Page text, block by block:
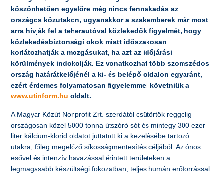
köszönhetően egyelőre még nincs fennakadás az
országos közutakon, ugyanakkor a szakemberek már most
arra hívják fel a teherautóval közlekedők figyelmét, hogy
közlekedésbiztonsági okok miatt időszakosan
korlátozhatják a mozgásukat, ha azt az időjárási
körülmények indokolják. Ez vonatkozhat több szomszédos
ország határátkelőjénél a ki- és belépő oldalon egyaránt,
ezért érdemes folyamatosan figyelemmel követniük a
www.utinform.hu oldalt.
A Magyar Közút Nonprofit Zrt. szerdától csütörtök reggelig
országosan közel 5000 tonna útszóró sót és mintegy 300 ezer
liter kálcium-klorid oldatot juttatott ki a kezelésébe tartozó
utakra, főleg megelőző síkosságmentesítés céljából. Az ónos
esővel és intenzív havazással érintett területeken a
legmagasabb készültségi fokozatban, teljes humán erőforrással